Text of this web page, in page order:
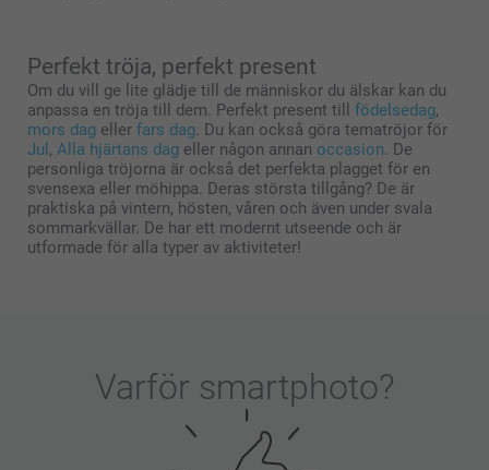
Perfekt tröja, perfekt present
Om du vill ge lite glädje till de människor du älskar kan du
anpassa en tröja till dem. Perfekt present till födelsedag,
mors dag eller fars dag . Du kan också göra tematröjor för
Jul , Alla hjärtans dag eller någon annan occasion . De
personliga tröjorna är också det perfekta plagget för en
svensexa eller möhippa. Deras största tillgång? De är
praktiska på vintern, hösten, våren och även under svala
sommarkvällar. De har ett modernt utseende och är
utformade för alla typer av aktiviteter!
Varför smartphoto?